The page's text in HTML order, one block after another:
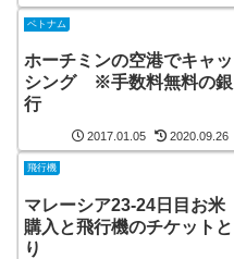
ベトナム
ホーチミンの空港でキャッ
シング ※手数料無料の銀
行
2017.01.05 2020.09.26
飛行機
マレーシア23-24日目お米
購入と飛行機のチケットと
り